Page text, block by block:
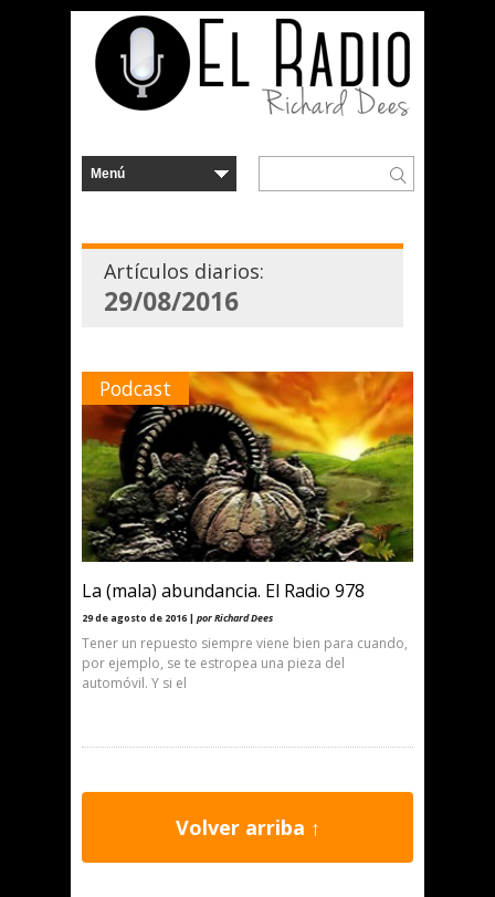
Artículos diarios:
29/08/2016
Podcast
La (mala) abundancia. El Radio 978
29 de agosto de 2016 | por Richard Dees
Tener un repuesto siempre viene bien para cuando,
por ejemplo, se te estropea una pieza del
automóvil. Y si el
Volver arriba ↑